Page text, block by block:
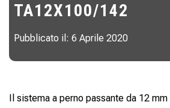
TA12X100/142
Pubblicato il: 6 Aprile 2020
Il sistema a perno passante da 12